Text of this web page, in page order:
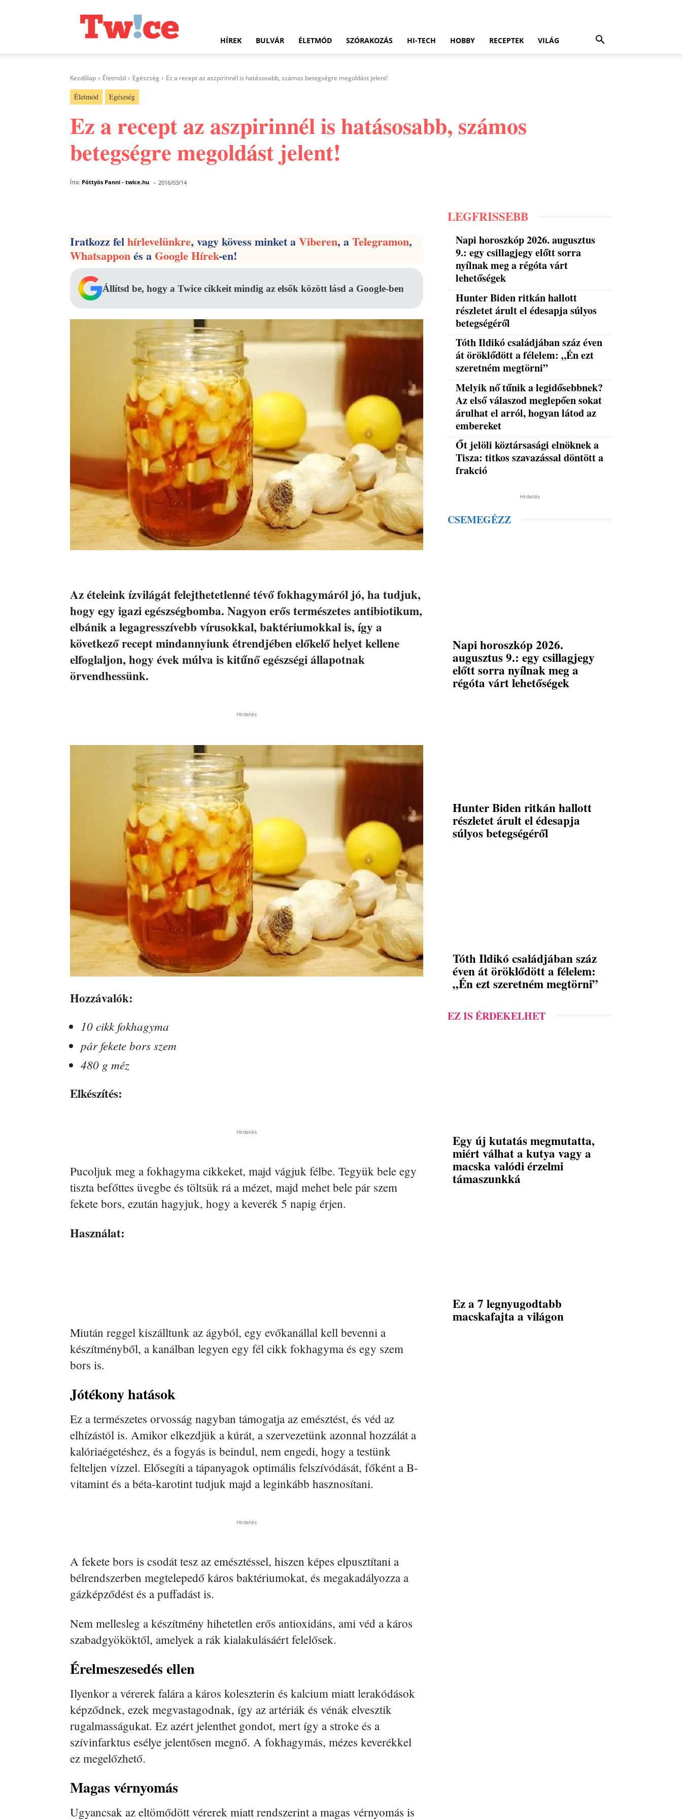
HÍREK BULVÁR ÉLETMÓD SZÓRAKOZÁS HI-TECH HOBBY RECEPTEK VILÁG
Kezdőlap Életmód Egészség Ez a recept az aszpirinnél is hatásosabb, számos betegségre megoldást jelent!
Életmód Egészség
Ez a recept az aszpirinnél is hatásosabb, számos
betegségre megoldást jelent!
Írta: Pöttyös Panni - twice.hu - 2016/03/14
Iratkozz felhírlevelünkre, vagy kövess minket aViberen, aTelegramon,
Whatsapponés aGoogle Hírek-en!
Állítsd be, hogy a Twice cikkeit mindig az elsők között lásd a Google-ben
Az ételeink ízvilágát felejthetetlenné tévő fokhagymáról jó, ha tudjuk,
hogy egy igazi egészségbomba. Nagyon erős természetes antibiotikum,
elbánik a legagresszívebb vírusokkal, baktériumokkal is, így a
következő recept mindannyiunk étrendjében előkelő helyet kellene
elfoglaljon, hogy évek múlva is kitűnő egészségi állapotnak
örvendhessünk.
Hirdetés
Hozzávalók:
10 cikk fokhagyma
pár fekete bors szem
480 g méz
Elkészítés:
Hirdetés
Pucoljuk meg a fokhagyma cikkeket, majd vágjuk félbe. Tegyük bele egy
tiszta befőttes üvegbe és töltsük rá a mézet, majd mehet bele pár szem
fekete bors, ezután hagyjuk, hogy a keverék 5 napig érjen.
Használat:
Miután reggel kiszálltunk az ágyból, egy evőkanállal kell bevenni a
készítményből, a kanálban legyen egy fél cikk fokhagyma és egy szem
bors is.
Jótékony hatások
Ez a természetes orvosság nagyban támogatja az emésztést, és véd az
elhízástól is. Amikor elkezdjük a kúrát, a szervezetünk azonnal hozzálát a
kalóriaégetéshez, és a fogyás is beindul, nem engedi, hogy a testünk
felteljen vízzel. Elősegíti a tápanyagok optimális felszívódását, főként a B-
vitamint és a béta-karotint tudjuk majd a leginkább hasznosítani.
Hirdetés
A fekete bors is csodát tesz az emésztéssel, hiszen képes elpusztítani a
bélrendszerben megtelepedő káros baktériumokat, és megakadályozza a
gázképződést és a puffadást is.
Nem mellesleg a készítmény hihetetlen erős antioxidáns, ami véd a káros
szabadgyököktől, amelyek a rák kialakulásáért felelősek.
Érelmeszesedés ellen
Ilyenkor a vérerek falára a káros koleszterin és kalcium miatt lerakódások
képződnek, ezek megvastagodnak, így az artériák és vénák elvesztik
rugalmasságukat. Ez azért jelenthet gondot, mert így a stroke és a
szívinfarktus esélye jelentősen megnő. A fokhagymás, mézes keverékkel
ez megelőzhető.
Magas vérnyomás
Ugyancsak az eltömődött vérerek miatt rendszerint a magas vérnyomás is
LEGFRISSEBB
Napi horoszkóp 2026. augusztus
9.: egy csillagjegy előtt sorra
nyílnak meg a régóta várt
lehetőségek
Hunter Biden ritkán hallott
részletet árult el édesapja súlyos
betegségéről
Tóth Ildikó családjában száz éven
át öröklődött a félelem: „Én ezt
szeretném megtörni”
Melyik nő tűnik a legidősebbnek?
Az első válaszod meglepően sokat
árulhat el arról, hogyan látod az
embereket
Őt jelöli köztársasági elnöknek a
Tisza: titkos szavazással döntött a
frakció
Hirdetés
CSEMEGÉZZ
Napi horoszkóp 2026.
augusztus 9.: egy csillagjegy
előtt sorra nyílnak meg a
régóta várt lehetőségek
Hunter Biden ritkán hallott
részletet árult el édesapja
súlyos betegségéről
Tóth Ildikó családjában száz
éven át öröklődött a félelem:
„Én ezt szeretném megtörni”
EZ IS ÉRDEKELHET
Egy új kutatás megmutatta,
miért válhat a kutya vagy a
macska valódi érzelmi
támaszunkká
Ez a 7 legnyugodtabb
macskafajta a világon